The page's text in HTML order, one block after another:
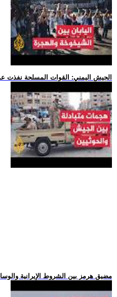
.. الجيش اليمني: القوات المسلحة نفذت
.. مضيق هرمز بين الشروط الإيرانية